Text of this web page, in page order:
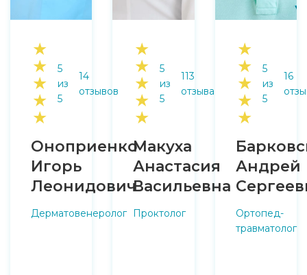
★
★
★
★
★
5
из
5
14
отзывов
Оноприенко
Игорь
Леонидович
Дерматовенеролог
★
★
★
★
★
5
из
5
113
отзыва
Макуха
Анастасия
Васильевна
Проктолог
★
★
★
★
★
5
из
5
16
Андрей
Ортопед-
травматолог